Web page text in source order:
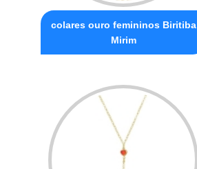
colares ouro femininos Biritiba
Mirim